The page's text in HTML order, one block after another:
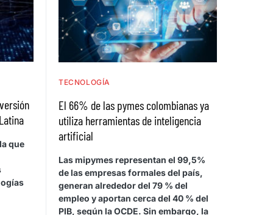
que
TECNOLOGÍA
El 66% de las pymes colombianas ya
utiliza herramientas de inteligencia
artificial
Las mipymes representan el 99,5%
de las empresas formales del país,
generan alrededor del 79 % del
empleo y aportan cerca del 40 % del
PIB, según la OCDE. Sin embargo, la